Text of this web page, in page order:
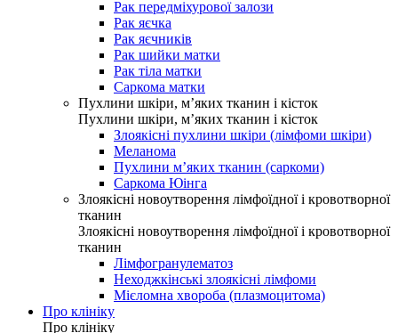
Рак передміхурової залози
Рак яєчка
Рак яєчників
Рак шийки матки
Рак тіла матки
Саркома матки
Пухлини шкіри, м’яких тканин і кісток
Пухлини шкіри, м’яких тканин і кісток
Злоякісні пухлини шкіри (лімфоми шкіри)
Меланома
Пухлини м’яких тканин (саркоми)
Саркома Юінга
Злоякісні новоутворення лімфоїдної і кровотворної
тканин
Злоякісні новоутворення лімфоїдної і кровотворної
тканин
Лімфогранулематоз
Неходжкінські злоякісні лімфоми
Мієломна хвороба (плазмоцитома)
Про клініку
Про клініку